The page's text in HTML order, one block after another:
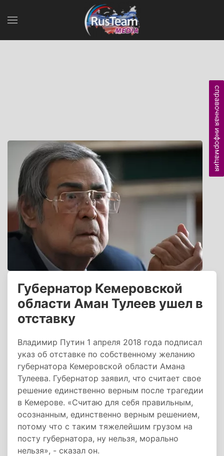
Губернатор Кемеровской
области Аман Тулеев ушел в
отставку
Владимир Путин 1 апреля 2018 года подписал
указ об отставке по собственному желанию
губернатора Кемеровской области Амана
Тулеева. Губернатор заявил, что считает свое
решение единственно верным после трагедии
в Кемерове. «Считаю для себя правильным,
осознанным, единственно верным решением,
потому что с таким тяжелейшим грузом на
посту губернатора, ну нельзя, морально
нельзя», - сказал он.
справочная информация